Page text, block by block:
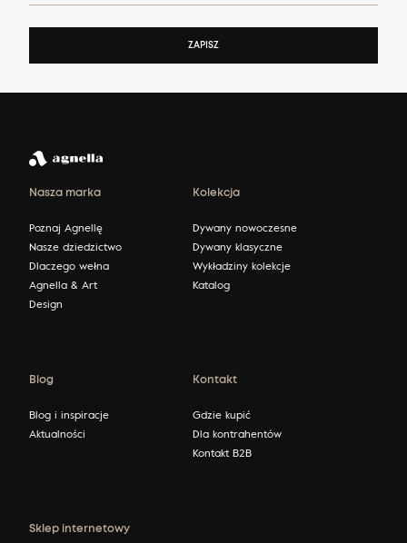
ZAPISZ
Nasza marka
Poznaj Agnellę
Nasze dziedzictwo
Dlaczego wełna
Agnella & Art
Design
Kolekcja
Dywany nowoczesne
Dywany klasyczne
Wykładziny kolekcje
Katalog
Blog
Blog i inspiracje
Aktualności
Kontakt
Gdzie kupić
Dla kontrahentów
Kontakt B2B
Sklep internetowy